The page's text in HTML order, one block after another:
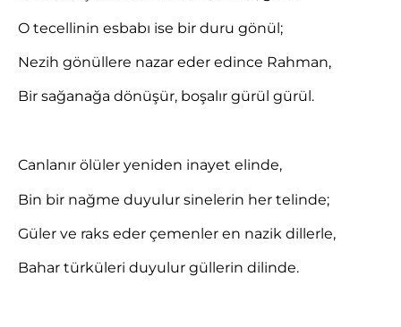
O tecellinin esbabı ise bir duru gönül;
Nezih gönüllere nazar eder edince Rahman,
Bir sağanağa dönüşür, boşalır gürül gürül.
Canlanır ölüler yeniden inayet elinde,
Bin bir nağme duyulur sinelerin her telinde;
Güler ve raks eder çemenler en nazik dillerle,
Bahar türküleri duyulur güllerin dilinde.